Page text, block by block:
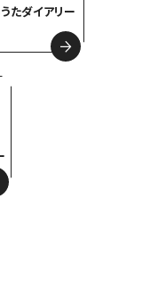
たダイアリー